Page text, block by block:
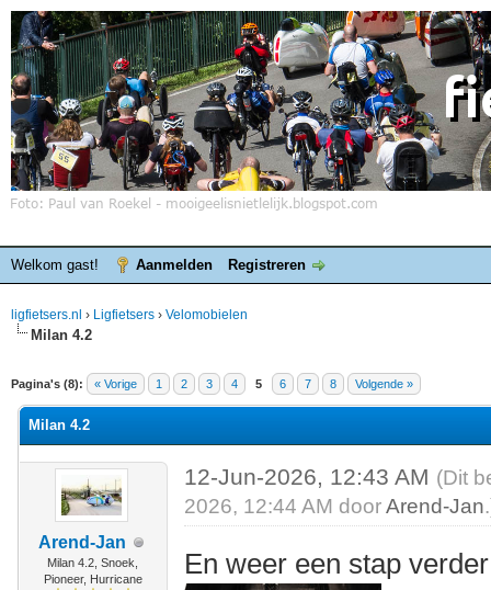
Welkom gast! Aanmelden Registreren
ligfietsers.nl › Ligfietsers › Velomobielen
Milan 4.2
Pagina's (8): « Vorige 1 2 3 4 5 6 7 8 Volgende »
waardering is 0
Milan 4.2
Arend-Jan
Milan 4.2, Snoek,
Pioneer, Hurricane
12-Jun-2026, 12:43 AM (Dit
2026, 12:44 AM doorArend-Jan
En weer een stap